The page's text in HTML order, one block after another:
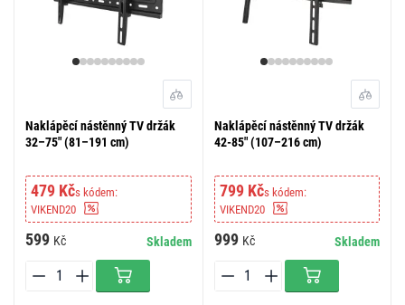
Naklápěcí nástěnný TV držák
32–75" (81–191 cm)
479 Kčs kódem:
VIKEND20
599 Kč Skladem
Naklápěcí nástěnný TV držák
42-85" (107–216 cm)
799 Kčs kódem:
VIKEND20
999 Kč Skladem